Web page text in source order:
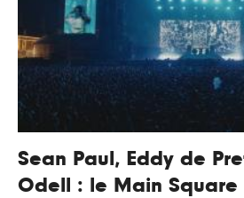
Sean Paul, Eddy de
Odell : le Main Square